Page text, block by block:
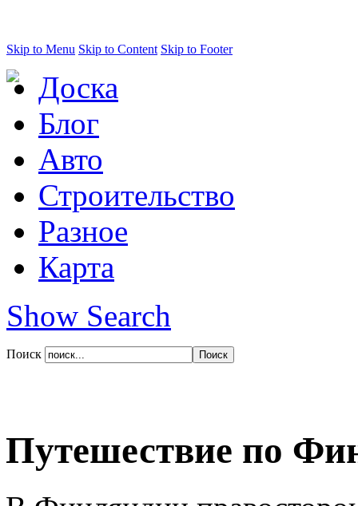
Skip to Menu Skip to Content Skip to Footer
Доска
Блог
Авто
Строительство
Разное
Карта
Show Search
Поиск
Путешествие по